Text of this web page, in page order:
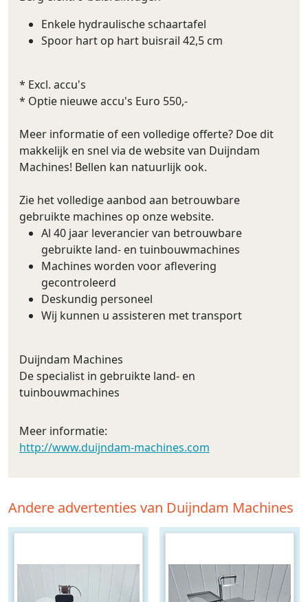
Enkele hydraulische schaartafel
Spoor hart op hart buisrail 42,5 cm
* Excl. accu's
* Optie nieuwe accu's Euro 550,-
Meer informatie of een volledige offerte? Doe dit
makkelijk en snel via de website van Duijndam
Machines! Bellen kan natuurlijk ook.
Zie het volledige aanbod aan betrouwbare
gebruikte machines op onze website.
Al 40 jaar leverancier van betrouwbare
gebruikte land- en tuinbouwmachines
Machines worden voor aflevering
gecontroleerd
Deskundig personeel
Wij kunnen u assisteren met transport
Duijndam Machines
De specialist in gebruikte land- en
tuinbouwmachines
Meer informatie:
http://www.duijndam-machines.com
Andere advertenties van Duijndam Machines